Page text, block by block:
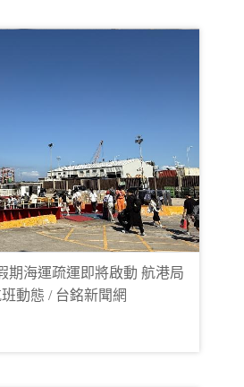
期海運疏運即將啟動 航港局
動態 / 台銘新聞網